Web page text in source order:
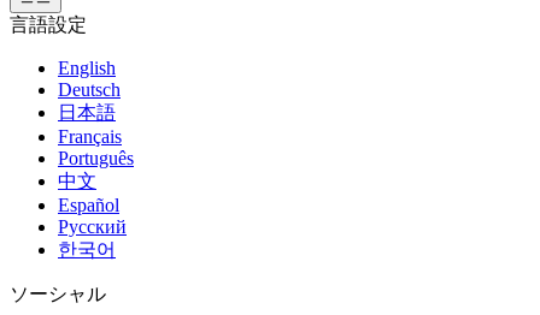
Unityエンジン
任意のプラットフォーム向けに2Dおよび3Dゲームを構築
共同作業
チームでの共同作業と迅速なイテレーション
Unity をダウンロード
プランと価格
デプロイ
Unity がサポートする 25 以上のプラットフォームを見る
3Dコラボレーション
リアルタイムで3Dプロジェクトを構築およびレビューする
没入型トレーニング
没入型環境でのトレーニング
顧客体験
インタラクティブな3D体験を作成する
業界
運用の卓越性を達成する
ドキュメント
公式ユーザーマニュアルとAPIリファレンス
開発者ツール
リリースバージョンと問題追跡
ロードマップ
今後の機能をレビューする
技術用語のライブラリ
ディスカッション
議論、問題解決、つながる
イベント
グローバルおよびローカルイベント
コミュニティストーリー
Made with Unity
Unityクリエイターの紹介
ライブストリーム
Unity Learn
無料でUnityスキルをマスターする
プロフェッショナルトレーニング
Unityトレーナーでチームをレベルアップ
Unity初心者向け
スタートガイド
学習を開始しましょう
Unity は初めてですか？旅を始めましょう
ヘルプを得る
Unityで成功するためのサポート
Success Plan
専門的なサポートで目標を早く達成する
FAQ
よくある質問への回答
お問い合わせ
言語設定
English
Deutsch
日本語
Français
Português
中文
Español
Русский
한국어
ソーシャル